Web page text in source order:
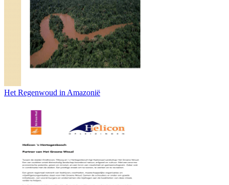
Het Regenwoud in Amazonië